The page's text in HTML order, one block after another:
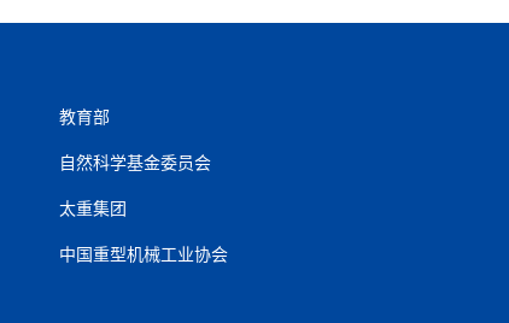
教育部
自然科学基金委员会
太重集团
中国重型机械工业协会